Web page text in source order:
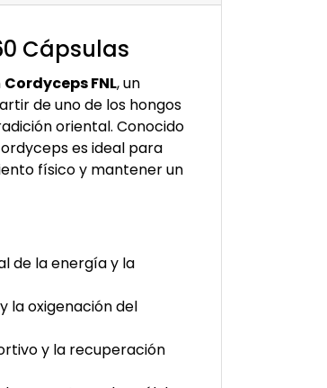
Cápsulas
Cordyceps FNL, un
de uno de los hongos
oriental. Conocido
es ideal para
físico y mantener un
de la energía y la
la oxigenación del
y la recuperación